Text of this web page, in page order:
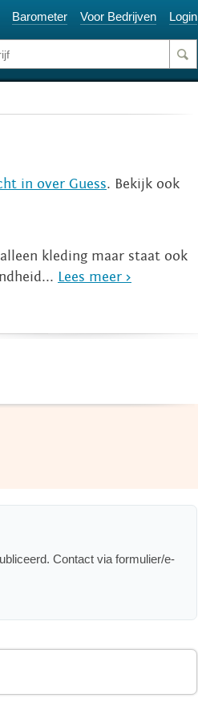
Barometer Voor Bedrijven Login
in over Guess. Bekijk ook
kleding maar staat ook
Lees meer >
Contact via formulier/e-